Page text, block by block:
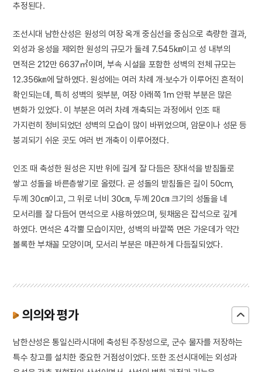
추정된다.
조선시대 남한산성은 원성의 여장 옥개 중심선을 중심으로 측량한 결과,
외성과 옹성을 제외한 원성의 규모가 둘레 7.545㎞이고 성 내부의
면적은 212만 6637㎡이며, 부속 시설을 포함한 성벽의 전체 규모는
12.356㎞에 달하였다. 원성에는 여러 차례 개·보수가 이루어진 흔적이
확인되는데, 특히 성벽의 윗부분, 여장 아래쪽 1m 안팎 부분은 많은
변화가 있었다. 이 부분은 여러 차례 개축되는 과정에서 인조 때
가지런히 정비되었던 성벽의 모습이 많이 바뀌었으며, 암문이나 성문 등
붕괴되기 쉬운 곳도 여러 번 개축이 이루어졌다.
인조 때 축성한 원성은 지반 위에 길게 잘 다듬은 장대석을 받침돌로
쌓고 성돌을 바른층쌓기로 올렸다. 곧 성돌의 받침돌은 길이 50cm,
두께 30㎝이고, 그 위로 너비 30㎝, 두께 20㎝ 크기의 성돌을 네
모서리를 잘 다듬어 면석으로 사용하였으며, 뒷채움은 잡석으로 깊게
하였다. 면석은 4각뿔 모습이지만, 성벽의 바깥쪽 면은 가운데가 약간
볼록한 부채꼴 모양이며, 모서리 부분은 매끈하게 다듬질되었다.
의의와 평가
남한산성은 통일신라시대에 축성된 주장성으로, 군수 물자를 저장하는
특수 창고를 설치한 중요한 거점성이었다. 또한 조선시대에는 외성과